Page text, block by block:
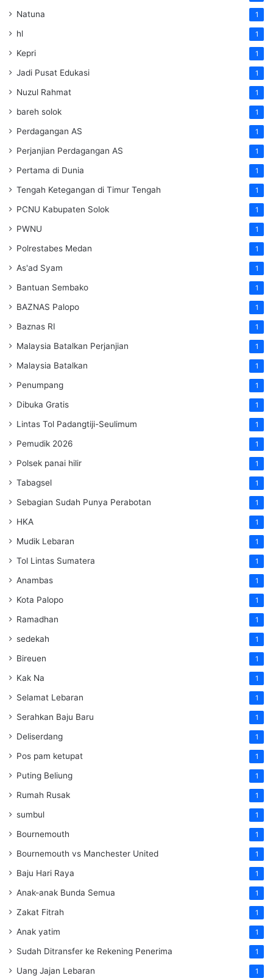
Natuna 1
hl 1
Kepri 1
Jadi Pusat Edukasi 1
Nuzul Rahmat 1
bareh solok 1
Perdagangan AS 1
Perjanjian Perdagangan AS 1
Pertama di Dunia 1
Tengah Ketegangan di Timur Tengah 1
PCNU Kabupaten Solok 1
PWNU 1
Polrestabes Medan 1
As'ad Syam 1
Bantuan Sembako 1
BAZNAS Palopo 1
Baznas RI 1
Malaysia Batalkan Perjanjian 1
Malaysia Batalkan 1
Penumpang 1
Dibuka Gratis 1
Lintas Tol Padangtiji-Seulimum 1
Pemudik 2026 1
Polsek panai hilir 1
Tabagsel 1
Sebagian Sudah Punya Perabotan 1
HKA 1
Mudik Lebaran 1
Tol Lintas Sumatera 1
Anambas 1
Kota Palopo 1
Ramadhan 1
sedekah 1
Bireuen 1
Kak Na 1
Selamat Lebaran 1
Serahkan Baju Baru 1
Deliserdang 1
Pos pam ketupat 1
Puting Beliung 1
Rumah Rusak 1
sumbul 1
Bournemouth 1
Bournemouth vs Manchester United 1
Baju Hari Raya 1
Anak-anak Bunda Semua 1
Zakat Fitrah 1
Anak yatim 1
Sudah Ditransfer ke Rekening Penerima 1
Uang Jajan Lebaran 1